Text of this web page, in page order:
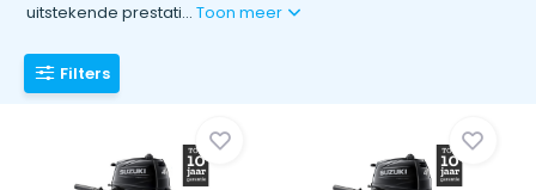
uitstekende prestati...Toon meer
Filters